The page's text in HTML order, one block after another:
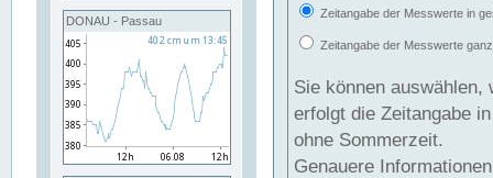
DONAU - Passau
Zeitangabe der Messwerte in
Zeitangabe der Messwerte
Sie können auswählen,
erfolgt die Zeitangabe
ohne Sommerzeit.
Genauere